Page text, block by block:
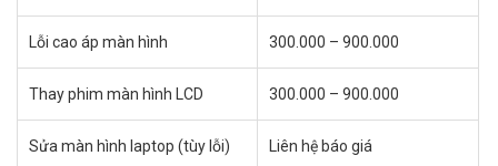
Lỗi cao áp màn hình 300.000 – 900.000
Thay phim màn hình LCD 300.000 – 900.000
Sửa màn hình laptop (tùy lỗi) Liên hệ báo giá